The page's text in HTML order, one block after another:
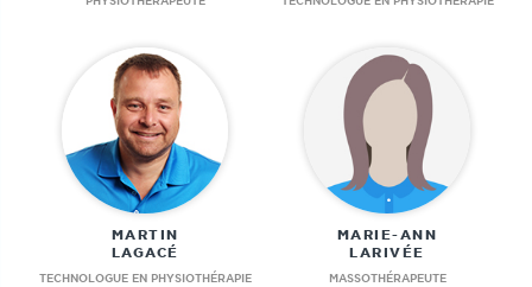
MARTIN
LAGACÉ
TECHNOLOGUE EN PHYSIOTHÉRAPIE
MARIE-ANN
LARIVÉE
MASSOTHÉRAPEUTE